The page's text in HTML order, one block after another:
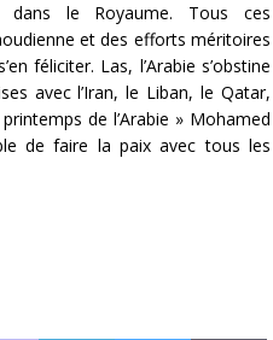
dans le Royaume. Tous ces
et des efforts méritoires
féliciter. Las, l’Arabie s’obstine
avec l’Iran, le Liban, le Qatar,
de l’Arabie » Mohamed
de faire la paix avec tous les